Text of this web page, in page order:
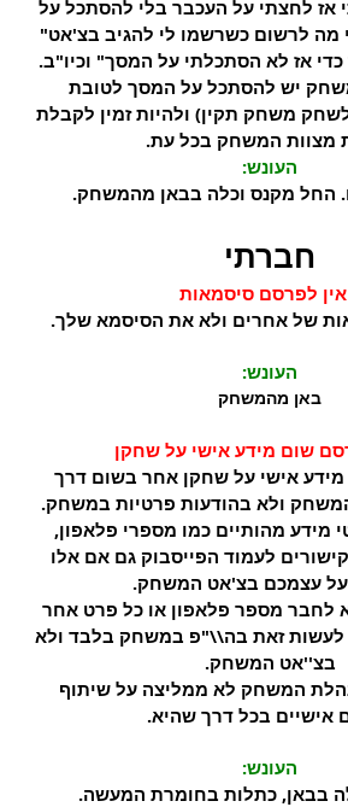
אז לחצתי על העכבר בלי להסתכל על
מה לרשום כשרשמו לי להגיב בצ'אט"
אז לא הסתכלתי על המסך" וכיו"ב.
יש להסתכל על המסך לטובת
משחק תקין) ולהיות זמין לקבלת
מצוות המשחק בכל עת.
העונש:
החל מקנס וכלה בבאן מהמשחק.
חברתי
אין לפרסם סיסמאות
של אחרים ולא את הסיסמא שלך.
העונש:
באן מהמשחק
שום מידע אישי על שחקן
אישי על שחקן אחר בשום דרך
ולא בהודעות פרטיות במשחק.
מידע מהותיים כמו מספרי פלאפון,
לעמוד הפייסבוק גם אם אלו
עצמכם בצ'אט המשחק.
לחבר מספר פלאפון או כל פרט אחר
לעשות זאת בה\\"פ במשחק בלבד ולא
בצ''אט המשחק.
המשחק לא ממליצה על שיתוף
אישיים בכל דרך שהיא.
העונש:
בבאן, כתלות בחומרת המעשה.